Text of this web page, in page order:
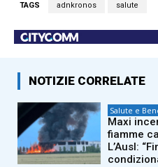
TAGS adnkronos salute
NOTIZIE CORRELATE
Salute e
Maxi
fiamme
L’Ausl: